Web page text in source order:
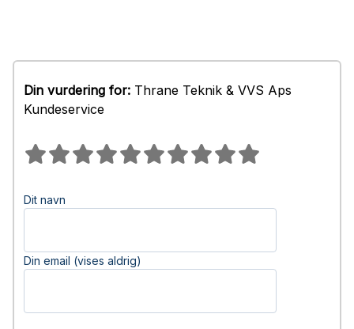
Din vurdering for: Thrane Teknik & VVS Aps
Kundeservice
Dit navn
Din email (vises aldrig)